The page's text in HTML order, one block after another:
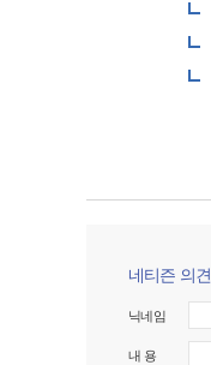
네티즌 의견
닉네임
내 용